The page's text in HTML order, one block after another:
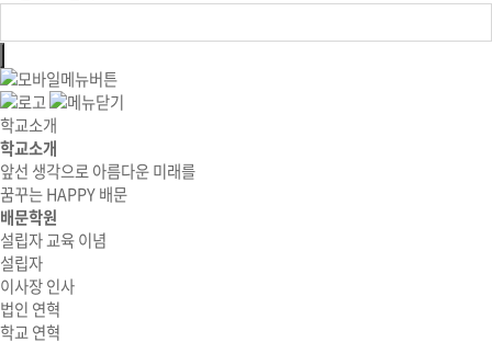
학교소개
학교소개
앞선 생각으로 아름다운 미래를
꿈꾸는 HAPPY 배문
배문학원
설립자 교육 이념
설립자
이사장 인사
법인 연혁
학교 연혁